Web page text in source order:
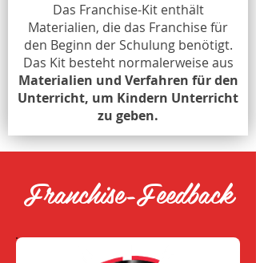
Das Franchise-Kit enthält
Materialien, die das Franchise für
den Beginn der Schulung benötigt.
Das Kit besteht normalerweise aus
Materialien und Verfahren für den
Unterricht, um Kindern Unterricht
zu geben.
Franchise-Feedback